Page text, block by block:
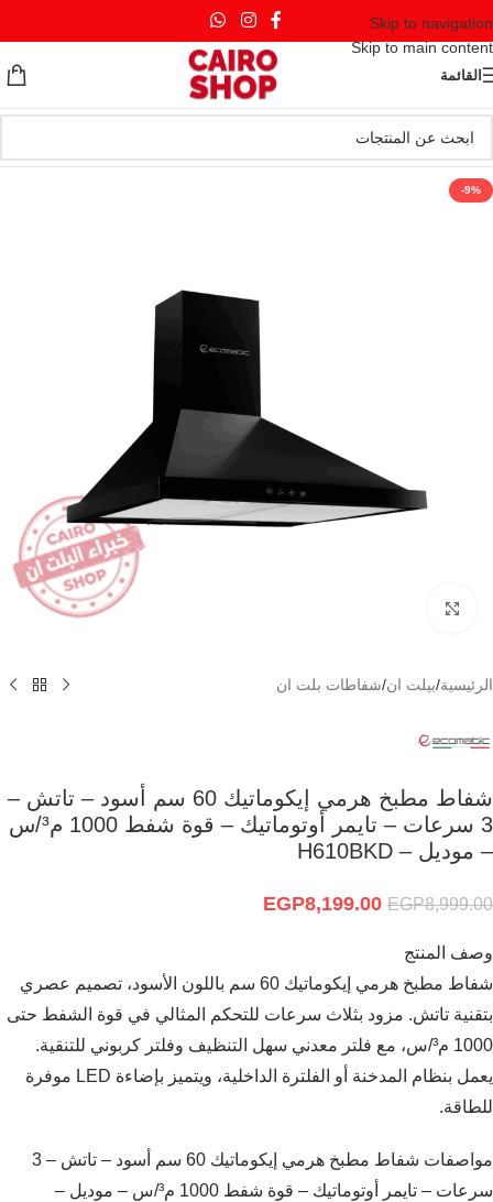
Skip to navigation
Skip to main content
القائمة
-9%
الرئيسية/بيلت ان/شفاطات بلت ان
شفاط مطبخ هرمي إيكوماتيك 60 سم أسود – تاتش –
3 سرعات – تايمر أوتوماتيك – قوة شفط 1000 م³/س
– موديل – H610BKD
EGP8,999.00
EGP8,199.00
وصف المنتج
شفاط مطبخ هرمي إيكوماتيك 60 سم باللون الأسود، تصميم عصري
بتقنية تاتش. مزود بثلاث سرعات للتحكم المثالي في قوة الشفط حتى
1000 م³/س، مع فلتر معدني سهل التنظيف وفلتر كربوني للتنقية.
يعمل بنظام المدخنة أو الفلترة الداخلية، ويتميز بإضاءة LED موفرة
للطاقة.
مواصفات شفاط مطبخ هرمي إيكوماتيك 60 سم أسود – تاتش – 3
سرعات – تايمر أوتوماتيك – قوة شفط 1000 م³/س – موديل –